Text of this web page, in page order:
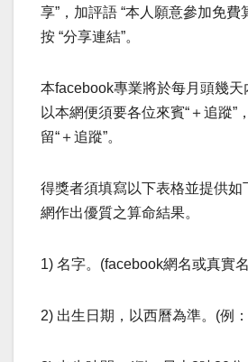
享”，加評語 “本人願意參加免費
按 “分享連結”。
本facebook專業將於每月頭幾
以本網便須要各位來賓“＋追蹤”
留“＋追蹤”。
得獎者須填寫以下表格並提供如
網作出優質之算命結果。
1) 名字。(facebook網名或真實
2) 出生日期，以西曆為準。(例